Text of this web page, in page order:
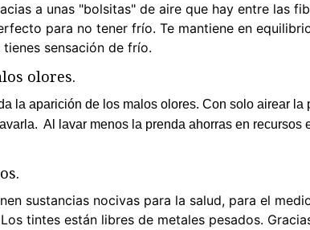
a unas "bolsitas" de aire que hay entre las
para no tener frío. Te mantiene en
sensación de frío.
olores.
la aparición de los malos olores. Con solo airear
Al lavar menos la prenda ahorras en recursos
sustancias nocivas para la salud, para el
tintes están libres de metales pesados.